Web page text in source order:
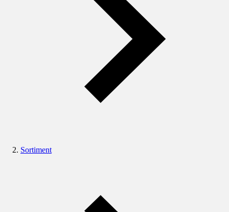
Sortiment